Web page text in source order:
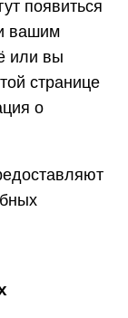
появиться
вашим
или вы
странице
о